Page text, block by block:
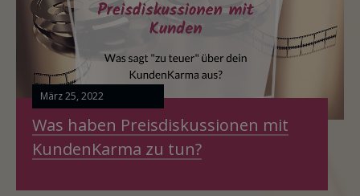
März 25, 2022
Was haben Preisdiskussionen mit
KundenKarma zu tun?